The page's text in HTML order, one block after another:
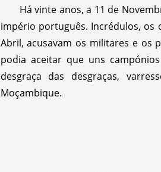
Há vinte anos, a 11 de
império português. Incrédulos, os
Abril, acusavam os militares e os
podia aceitar que uns
desgraça das desgraças,
Moçambique.